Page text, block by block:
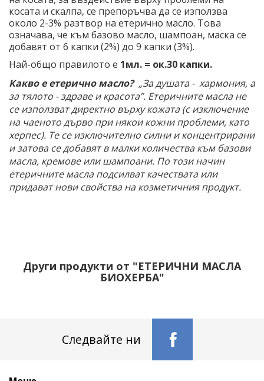
косата и скалпа, се препоръчва да се използва
около 2-3% разтвор на етерично масло. Това
означава, че към базово масло, шампоан, маска се
добавят от 6 капки (2%) до 9 капки (3%).
Най-общо правилото е 1мл. = ок.30 капки.
Какво е етерично масло?„За душата - хармония, а
за тялото - здраве и красота”. Етеричните масла не
се използват директно върху кожата (с изключение
на чаеното дърво при някои кожни проблеми, като
херпес). Те се изключително силни и концентрирани
и затова се добавят в малки количества към базови
масла, кремове или шампоани. По този начин
етеричните масла подсилват качествата или
придават нови свойства на козметичния продукт.
Други продукти от "ЕТЕРИЧНИ МАСЛА
БИОХЕРБА"
Следвайте ни